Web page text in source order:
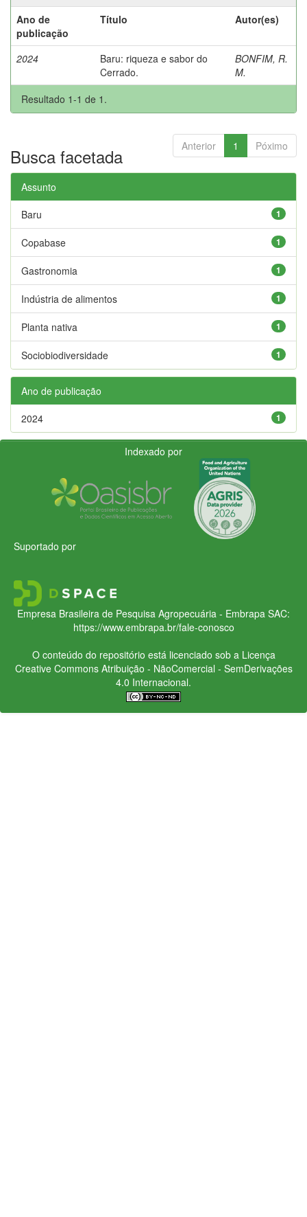
Ano de
publicação
Título Autor(es)
2024
Baru: riqueza e sabor do
Cerrado.
BONFIM, R.
M.
Resultado 1-1 de 1.
Anterior 1 Póximo
Busca facetada
Assunto
1
Baru
1
Copabase
1
Gastronomia
1
Indústria de alimentos
1
Planta nativa
1
Sociobiodiversidade
Ano de publicação
1
2024
Indexado por
Suportado por
Empresa Brasileira de Pesquisa Agropecuária - Embrapa SAC:
https://www.embrapa.br/fale-conosco
O conteúdo do repositório está licenciado sob a Licença
Creative CommonsAtribuição - NãoComercial - SemDerivações
4.0 Internacional.